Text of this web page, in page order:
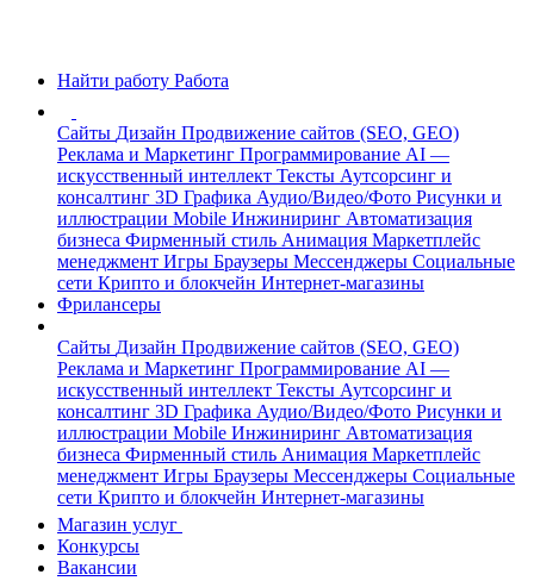
Найти работу Работа
Сайты Дизайн Продвижение сайтов (SEO, GEO)
Реклама и Маркетинг Программирование AI —
искусственный интеллект Тексты Аутсорсинг и
консалтинг 3D Графика Аудио/Видео/Фото Рисунки и
иллюстрации Mobile Инжиниринг Автоматизация
бизнеса Фирменный стиль Анимация Маркетплейс
менеджмент Игры Браузеры Мессенджеры Социальные
сети Крипто и блокчейн Интернет-магазины
Фрилансеры
Сайты Дизайн Продвижение сайтов (SEO, GEO)
Реклама и Маркетинг Программирование AI —
искусственный интеллект Тексты Аутсорсинг и
консалтинг 3D Графика Аудио/Видео/Фото Рисунки и
иллюстрации Mobile Инжиниринг Автоматизация
бизнеса Фирменный стиль Анимация Маркетплейс
менеджмент Игры Браузеры Мессенджеры Социальные
сети Крипто и блокчейн Интернет-магазины
Магазин услуг
Конкурсы
Вакансии